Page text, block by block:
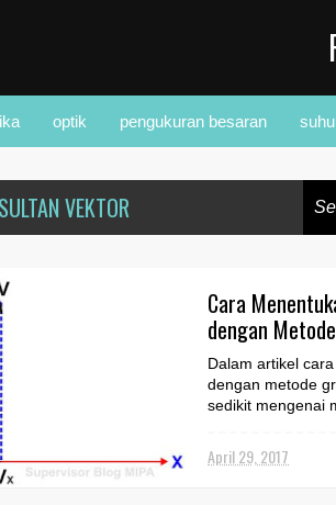
optik pengukuran besaran
VEKTOR
Cara
dengan
Dalam artikel
dengan metode
sedikit mengenai
April 29, 2017